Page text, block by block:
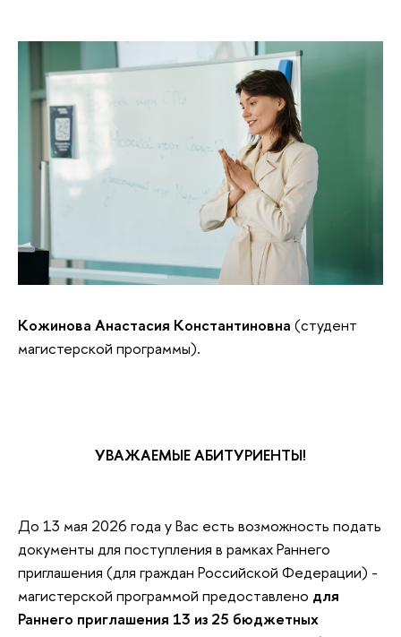
Кожинова Анастасия Константиновна (студент
магистерской программы).
УВАЖАЕМЫЕ АБИТУРИЕНТЫ!
До 13 мая 2026 года у Вас есть возможность подать
документы для поступления в рамках Раннего
приглашения (для граждан Российской Федерации) -
магистерской программой предоставлено для
Раннего приглашения 13 из 25 бюджетных